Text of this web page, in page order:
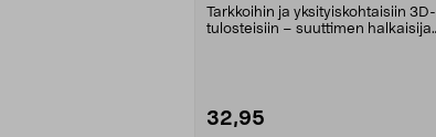
Tarkkoihin ja yksityiskohtaisiin 3D-
tulosteisiin – suuttimen halkaisija
32,95